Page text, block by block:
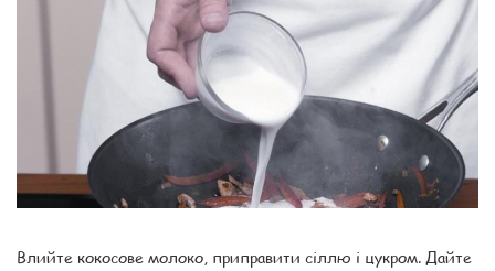
Влийте кокосове молоко, приправити сіллю і цукром. Дайте